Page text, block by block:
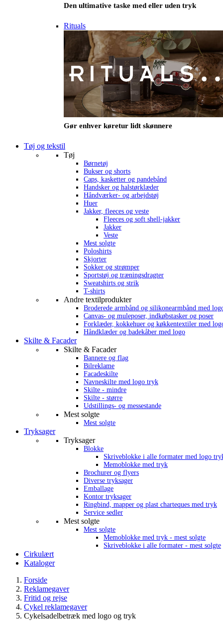
Den ultimative taske med eller uden tryk
Rituals
Gør enhver køretur lidt skønnere
Tøj og tekstil
Tøj
Børnetøj
Bukser og shorts
Caps, kasketter og pandebånd
Handsker og halstørklæder
Håndværker- og arbejdstøj
Huer
Jakker, fleeces og veste
Fleeces og soft shell-jakker
Jakker
Veste
Mest solgte
Poloshirts
Skjorter
Sokker og strømper
Sportstøj og træningsdragter
Sweatshirts og strik
T-shirts
Andre textilprodukter
Broderede armbånd og silikonearmbånd med
Canvas- og muleposer, indkøbstasker og poser
Forklæder, kokkehuer og køkkentextiler med
Håndklæder og badekåber med logo
Skilte & Facader
Skilte & Facader
Bannere og flag
Bilreklame
Facadeskilte
Navneskilte med logo tryk
Skilte - mindre
Skilte - større
Udstillings- og messestande
Mest solgte
Mest solgte
Tryksager
Tryksager
Blokke
Skriveblokke i alle formater med logo
Memoblokke med tryk
Brochurer og flyers
Diverse tryksager
Emballage
Kontor tryksager
Ringbind, mapper og plast charteques med tryk
Service sedler
Mest solgte
Mest solgte
Memoblokke med tryk - mest solgte
Skriveblokke i alle formater - mest solgte
Cirkulært
Kataloger
Forside
Reklamegaver
Fritid og rejse
Cykel reklamegaver
Cykelsadelbetræk med logo og tryk